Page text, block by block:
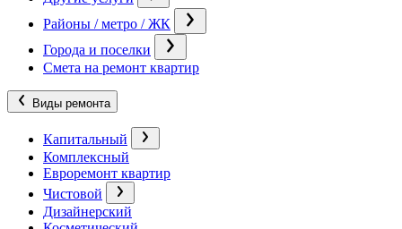
Районы / метро / ЖК
Города и поселки
Смета на ремонт квартир
Виды ремонта
Капитальный
Комплексный
Евроремонт квартир
Чистовой
Дизайнерский